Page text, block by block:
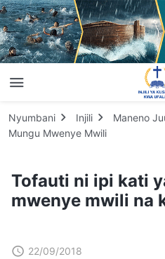
Nyumbani Injili
Maneno
Mungu Mwenye Mwili
Tofauti ni ipi kati
mwenye mwili na
22/09/2018